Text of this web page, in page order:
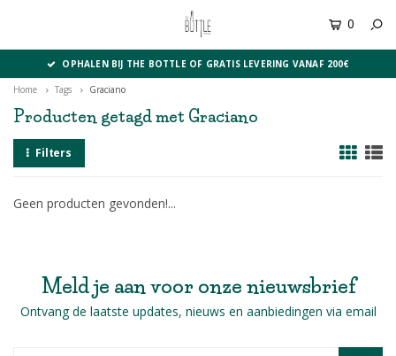
0
OPHALEN BIJ THE BOTTLE OF GRATIS LEVERING VANAF 200€
Home Tags Graciano
Producten getagd met Graciano
Filters
Geen producten gevonden!...
Meld je aan voor onze nieuwsbrief
Ontvang de laatste updates, nieuws en aanbiedingen via email